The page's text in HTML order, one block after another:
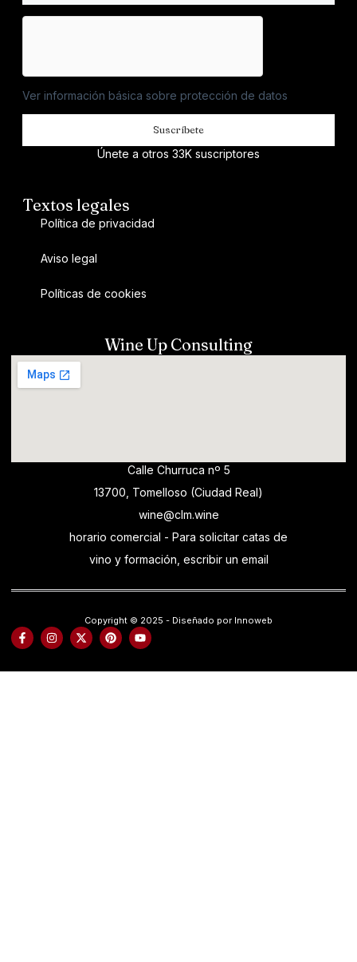
Ver información básica sobre protección de datos
Suscríbete
Únete a otros 33K suscriptores
Textos legales
Política de privacidad
Aviso legal
Políticas de cookies
Wine Up Consulting
Calle Churruca nº 5
13700, Tomelloso (Ciudad Real)
wine@clm.wine
horario comercial - Para solicitar catas de
vino y formación, escribir un email
Copyright © 2025 - Diseñado por Innoweb